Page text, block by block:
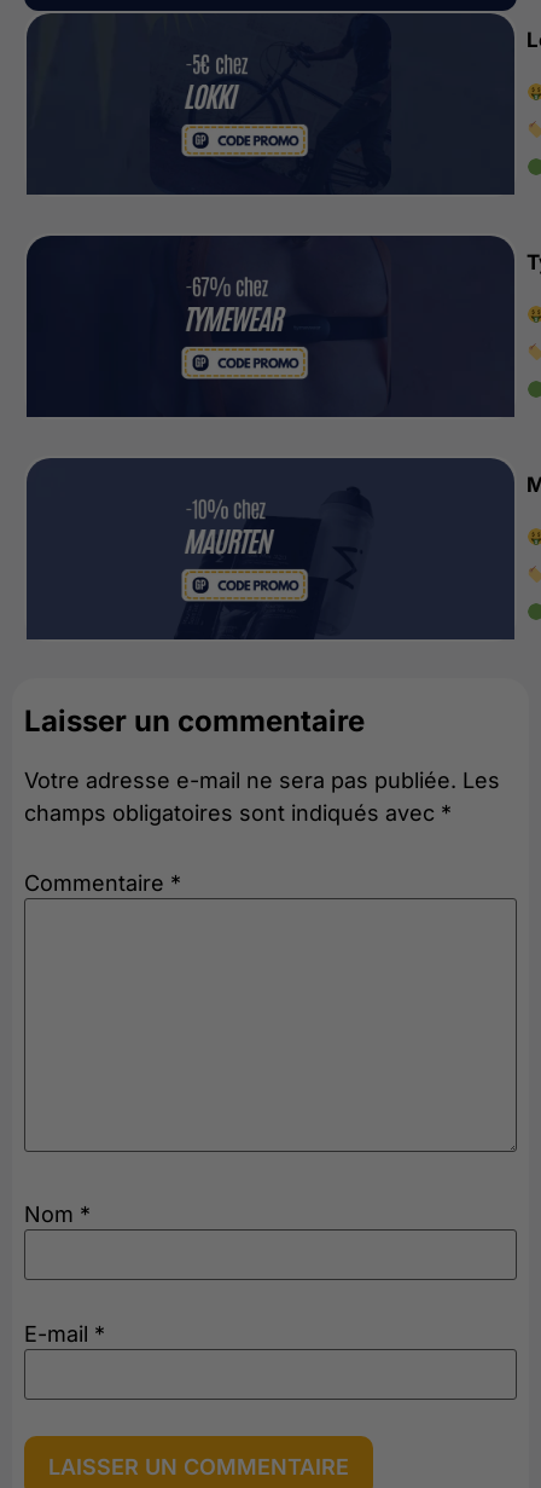
Laisser un commentaire
Votre adresse e-mail ne sera pas publiée. Les
champs obligatoires sont indiqués avec *
Commentaire *
Nom *
E-mail *